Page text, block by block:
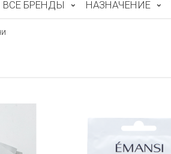
ВСЕ БРЕНДЫ НАЗНАЧЕНИЕ